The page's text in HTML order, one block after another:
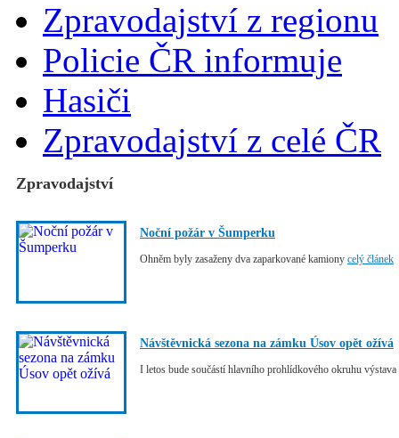
Zpravodajství z regionu
Policie ČR informuje
Hasiči
Zpravodajství z celé ČR
Zpravodajství
Noční požár v Šumperku
Ohněm byly zasaženy dva zaparkované kamiony celý článek
Návštěvnická sezona na zámku Úsov opět ožívá
I letos bude součástí hlavního prohlídkového okruhu